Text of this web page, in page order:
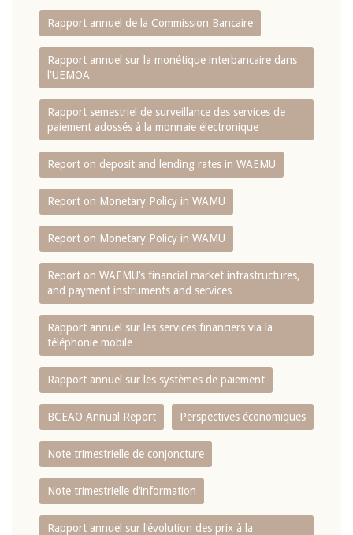
Rapport annuel de la Commission Bancaire
Rapport annuel sur la monétique interbancaire dans
l'UEMOA
Rapport semestriel de surveillance des services de
paiement adossés à la monnaie électronique
Report on deposit and lending rates in WAEMU
Report on Monetary Policy in WAMU
Report on Monetary Policy in WAMU
Report on WAEMU’s financial market infrastructures,
and payment instruments and services
Rapport annuel sur les services financiers via la
téléphonie mobile
Rapport annuel sur les systèmes de paiement
BCEAO Annual Report Perspectives économiques
Note trimestrielle de conjoncture
Note trimestrielle d‘information
Rapport annuel sur l‘évolution des prix à la